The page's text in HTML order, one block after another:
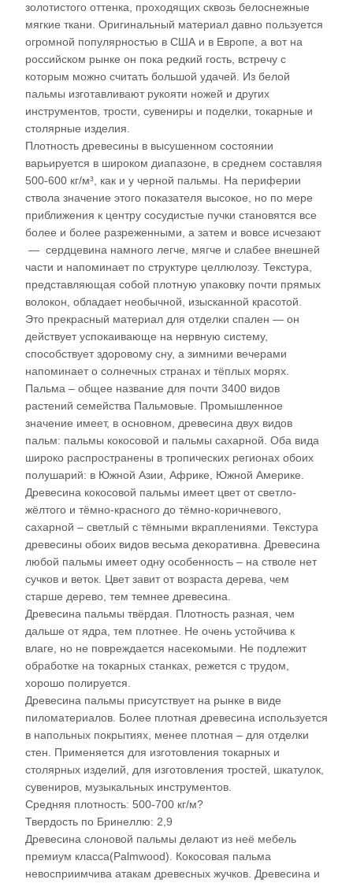
золотистого оттенка, проходящих сквозь белоснежные
мягкие ткани. Оригинальный материал давно пользуется
огромной популярностью в США и в Европе, а вот на
российском рынке он пока редкий гость, встречу с
которым можно считать большой удачей. Из белой
пальмы изготавливают рукояти ножей и других
инструментов, трости, сувениры и поделки, токарные и
столярные изделия.
Плотность древесины в высушенном состоянии
варьируется в широком диапазоне, в среднем составляя
500-600 кг/м³, как и у черной пальмы. На периферии
ствола значение этого показателя высокое, но по мере
приближения к центру сосудистые пучки становятся все
более и более разреженными, а затем и вовсе исчезают
— сердцевина намного легче, мягче и слабее внешней
части и напоминает по структуре целлюлозу. Текстура,
представляющая собой плотную упаковку почти прямых
волокон, обладает необычной, изысканной красотой.
Это прекрасный материал для отделки спален — он
действует успокаивающе на нервную систему,
способствует здоровому сну, а зимними вечерами
напоминает о солнечных странах и тёплых морях.
Пальма – общее название для почти 3400 видов
растений семейства Пальмовые. Промышленное
значение имеет, в основном, древесина двух видов
пальм: пальмы кокосовой и пальмы сахарной. Оба вида
широко распространены в тропических регионах обоих
полушарий: в Южной Азии, Африке, Южной Америке.
Древесина кокосовой пальмы имеет цвет от светло-
жёлтого и тёмно-красного до тёмно-коричневого,
сахарной – светлый с тёмными вкраплениями. Текстура
древесины обоих видов весьма декоративна. Древесина
любой пальмы имеет одну особенность – на стволе нет
сучков и веток. Цвет завит от возраста дерева, чем
старше дерево, тем темнее древесина.
Древесина пальмы твёрдая. Плотность разная, чем
дальше от ядра, тем плотнее. Не очень устойчива к
влаге, но не повреждается насекомыми. Не подлежит
обработке на токарных станках, режется с трудом,
хорошо полируется.
Древесина пальмы присутствует на рынке в виде
пиломатериалов. Более плотная древесина используется
в напольных покрытиях, менее плотная – для отделки
стен. Применяется для изготовления токарных и
столярных изделий, для изготовления тростей, шкатулок,
сувениров, музыкальных инструментов.
Средняя плотность: 500-700 кг/м?
Твердость по Бринеллю: 2,9
Древесина слоновой пальмы делают из неё мебель
премиум класса(Palmwood). Кокосовая пальма
невосприимчива атакам древесных жучков. Древесина и